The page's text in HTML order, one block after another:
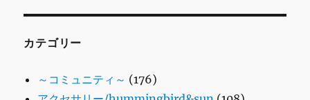
カテゴリー
～コミュニティ～ (176)